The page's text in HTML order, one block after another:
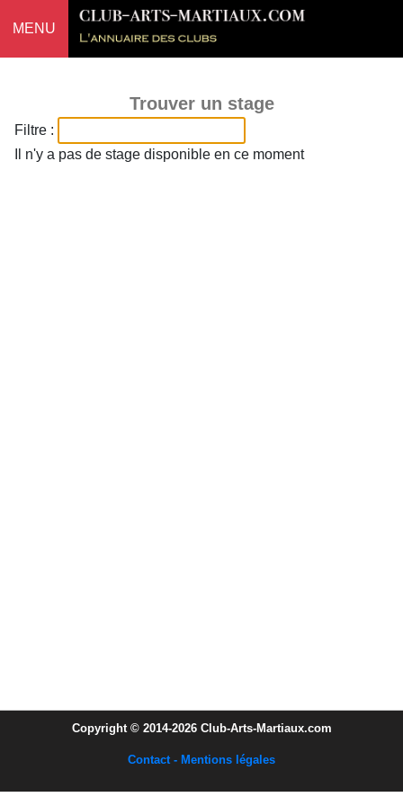
MENU
Trouver un stage
Filtre :
Il n'y a pas de stage disponible en ce moment
Copyright © 2014-2026 Club-Arts-Martiaux.com
Contact - Mentions légales